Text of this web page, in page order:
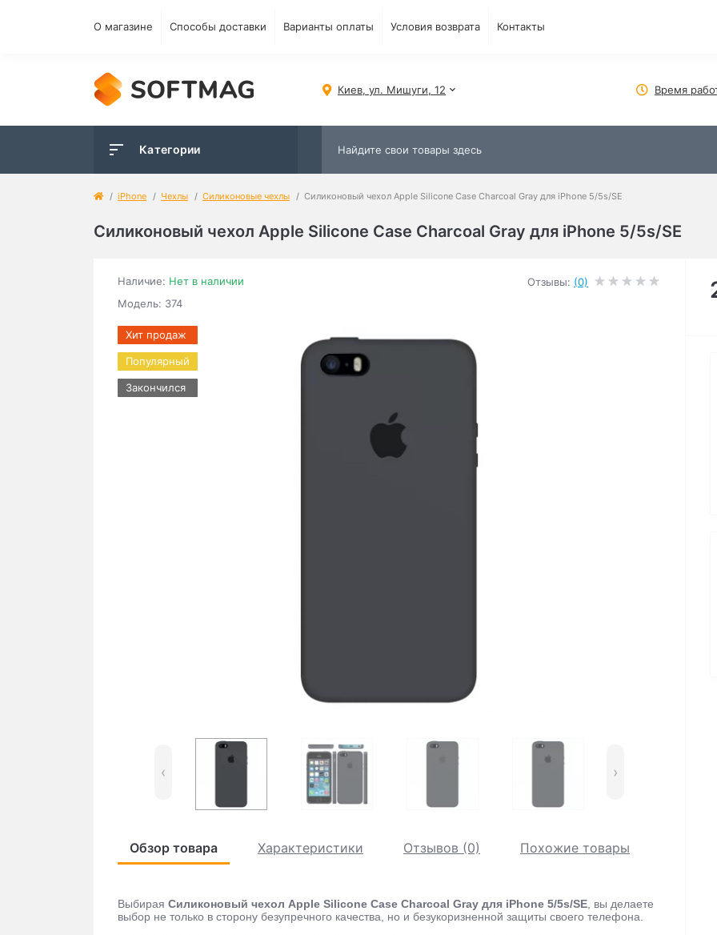
О магазине Способы доставки Варианты оплаты Условия возврата Контакты
Киев, ул. Мишуги, 12 Время
Категории
iPhone Чехлы Силиконовые чехлы Силиконовый чехол Apple Silicone Case Charcoal Gray для iPhone 5/5s/SE
Силиконовый чехол Apple Silicone Case Charcoal Gray для iPhone 5/5s/SE
Наличие: Нет в наличии
Модель: 374
Отзывы: (0)
Хит продаж
Популярный
Закончился
‹ ›
Обзор товара Характеристики Отзывов (0) Похожие товары
Выбирая Силиконовый чехол Apple Silicone Case Charcoal Gray для iPhone 5/5s/SE , вы делаете
выбор не только в сторону безупречного качества, но и безукоризненной защиты своего телефона.